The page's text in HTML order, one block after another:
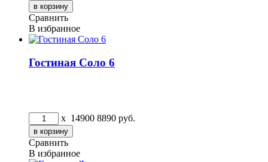
Сравнить
В избранное
Гостиная Соло 6
x 14900 8890 руб.
Сравнить
В избранное